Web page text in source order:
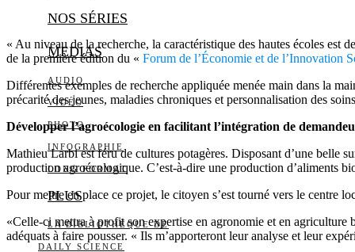
NOS SÉRIES
MEDIAS
AUDIO
VIDÉO
PHOTO
INFOGRAPHIE
LONG FORMAT
PLUS
LA BIBLIOTHÈQUE DE
DAILY SCIENCE
« Au niveau de la recherche, la caractéristique des hautes écoles est
de la première édition du « Forum de l’Économie et de l’Innovation
Différentes exemples de recherche appliquée menée main dans la
précarité des jeunes, maladies chroniques et personnalisation des
Développer l’agroécologie en facilitant l’intégration de
Mathieu Larbi est féru de cultures potagères. Disposant d’une belle
production agroécologique. C’est-à-dire une production d’aliments
Pour mettre en place ce projet, le citoyen s’est tourné vers le centre
«Celle-ci mettra à profit son expertise en agronomie et en agriculture
adéquats à faire pousser. « Ils m’apporteront leur analyse et leur